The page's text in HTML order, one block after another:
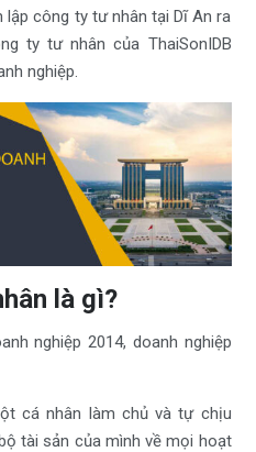
lập công ty tư nhân tại Dĩ An ra
ty tư nhân của ThaiSonIDB
nghiệp.
là gì?
nghiệp 2014, doanh nghiệp
cá nhân làm chủ và tự chịu
tài sản của mình về mọi hoạt